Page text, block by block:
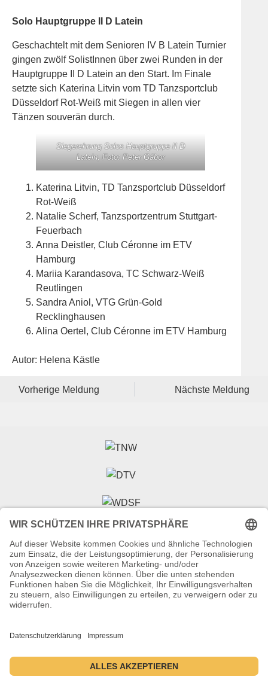
Solo Hauptgruppe II D Latein
Geschachtelt mit dem Senioren IV B Latein Turnier
gingen zwölf SolistInnen über zwei Runden in der
Hauptgruppe II D Latein an den Start. Im Finale
setzte sich Katerina Litvin vom TD Tanzsportclub
Düsseldorf Rot-Weiß mit Siegen in allen vier
Tänzen souverän durch.
Siegerehrung Solos Hauptgruppe II D
Latein, Foto: Peter Gábor
Katerina Litvin, TD Tanzsportclub Düsseldorf
Rot-Weiß
Natalie Scherf, Tanzsportzentrum Stuttgart-
Feuerbach
Anna Deistler, Club Céronne im ETV
Hamburg
Mariia Karandasova, TC Schwarz-Weiß
Reutlingen
Sandra Aniol, VTG Grün-Gold
Recklinghausen
Alina Oertel, Club Céronne im ETV Hamburg
Autor: Helena Kästle
Vorherige Meldung Nächste Meldung
Tanzsportverband Nordrhein-Westfalen e.V.
Veranstaltungsort:
Historische Stadthalle Wuppertal
Johannisberg 40
Termine:
2.–5. Juli 2026 ・ 1.–4. Juli 2027 ・ 6.–9. Juli 2028